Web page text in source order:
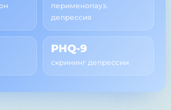
перименопауз.
депрессия
PHQ-9
скрининг депрессии